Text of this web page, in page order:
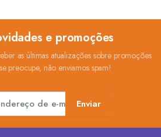
e promoções
as últimas atualizações sobre promoções
preocupe, não enviamos spam!
Enviar